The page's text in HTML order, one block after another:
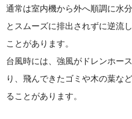
通常は室内機から外へ順調に水
とスムーズに排出されずに逆流
ことがあります。
台風時には、強風がドレンホー
り、飛んできたゴミや木の葉な
ることがあります。